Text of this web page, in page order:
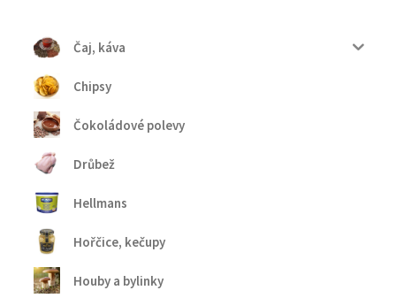
Čaj, káva
Chipsy
Čokoládové polevy
Drůbež
Hellmans
Hořčice, kečupy
Houby a bylinky